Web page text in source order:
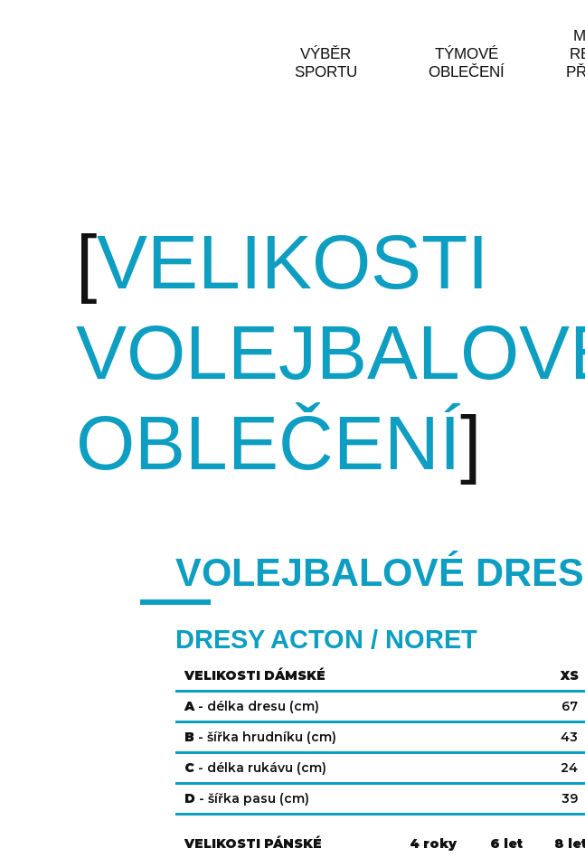
VÝBĚR
SPORTU
TÝMOVÉ
OBLEČENÍ
VELIKOSTI
OBLEČENÍ
VOLEJBALOVÉ
DRESY ACTON / NORET
VELIKOSTI DÁMSKÉ XS
A- délka dresu (cm) 67
B - šířka hrudníku (cm) 43
C - délka rukávu (cm) 24
D - šířka pasu (cm) 39
VELIKOSTI PÁNSKÉ 4 roky 6 let 8